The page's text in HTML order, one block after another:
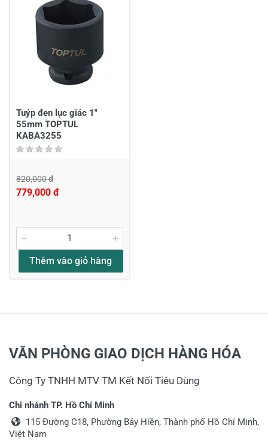
Gửi nhận xét
Tuýp đen lục giác 1"
55mm TOPTUL
KABA3255
820,000 đ
779,000 đ
Thêm vào giỏ hàng
VĂN PHÒNG GIAO DỊCH HÀNG HÓA
Công Ty TNHH MTV TM Kết Nối Tiêu Dùng
Chi nhánh TP. Hồ Chí Minh
115 Đường C18, Phường Bảy Hiền, Thành phố Hồ Chí Minh,
Việt Nam